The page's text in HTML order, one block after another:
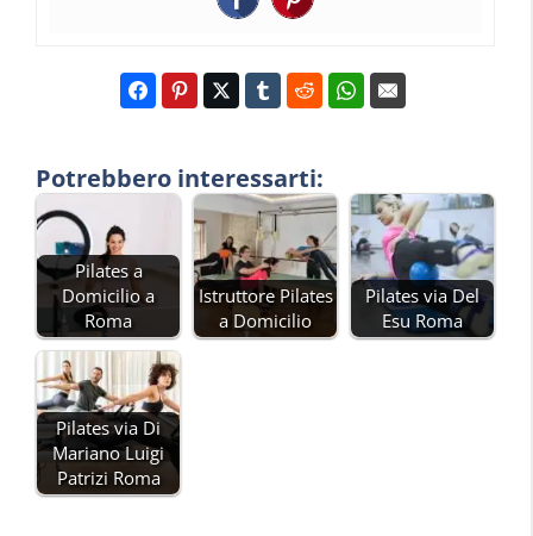
Potrebbero interessarti:
Pilates a
Domicilio a
Roma
Istruttore Pilates
a Domicilio
Pilates via Del
Esu Roma
Pilates via Di
Mariano Luigi
Patrizi Roma